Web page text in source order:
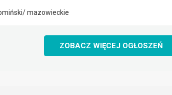
mazowieckie
ZOBACZ WIĘCEJ OGŁOSZEŃ